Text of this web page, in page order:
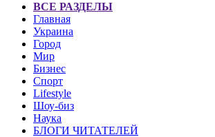
ВСЕ РАЗДЕЛЫ
Главная
Украина
Город
Мир
Бизнес
Спорт
Lifestyle
Шоу-биз
Наука
БЛОГИ ЧИТАТЕЛЕЙ